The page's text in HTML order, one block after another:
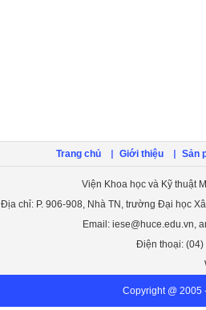
Trang chủ Giới thiệu Sản
Viện Khoa học và Kỹ thuật
Địa chỉ: P. 906-908, Nhà TN, trường Đại học
Email: iese@huce.edu.vn,
Điện thoại: (04)
Copyright @ 2005